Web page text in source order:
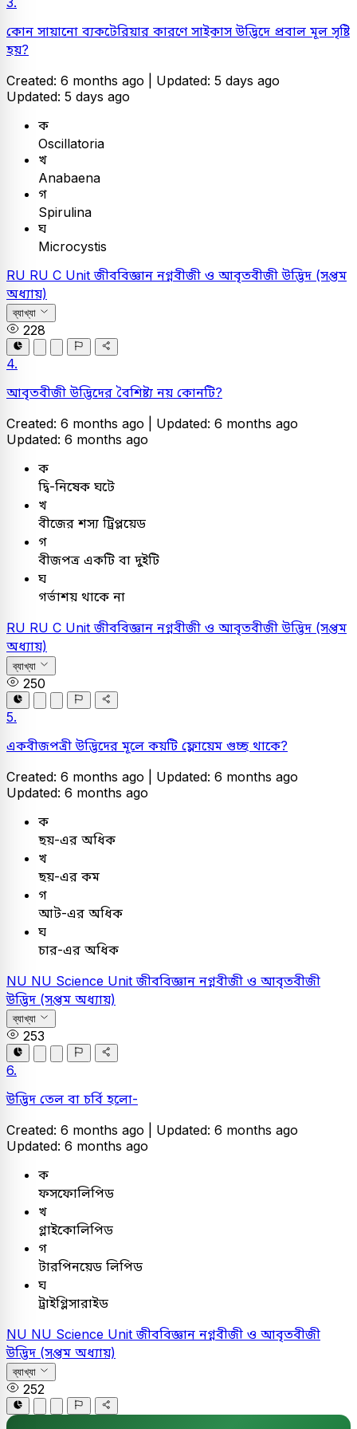
কোন সায়ানো ব্যকটেরিয়ার কারণে সাইকাস উদ্ভিদে প্রবাল মূল সৃষ্টি
হয়?
Created: 6 months ago | Updated: 5 days ago
Updated: 5 days ago
ক
Oscillatoria
খ
Anabaena
গ
Spirulina
ঘ
Microcystis
RU RU C Unitজীববিজ্ঞান নগ্নবীজী ও আবৃতবীজী উদ্ভিদ (সপ্তম
অধ্যায়)
ব্যাখ্যা
228
4.
আবৃতবীজী উদ্ভিদের বৈশিষ্ট্য নয় কোনটি?
Created: 6 months ago | Updated: 6 months ago
Updated: 6 months ago
ক
দ্বি-নিষেক ঘটে
খ
বীজের শস্য ট্রিপ্লয়েড
গ
বীজপত্র একটি বা দুইটি
ঘ
গর্ভাশয় থাকে না
RU RU C Unitজীববিজ্ঞান নগ্নবীজী ও আবৃতবীজী উদ্ভিদ (সপ্তম
অধ্যায়)
ব্যাখ্যা
250
5.
একবীজপত্রী উদ্ভিদের মূলে কয়টি ফ্লোয়েম গুচ্ছ থাকে?
Created: 6 months ago | Updated: 6 months ago
Updated: 6 months ago
ক
ছয়-এর অধিক
খ
ছয়-এর কম
গ
আট-এর অধিক
ঘ
চার-এর অধিক
NU NU Science Unitজীববিজ্ঞান নগ্নবীজী ও আবৃতবীজী
উদ্ভিদ (সপ্তম অধ্যায়)
ব্যাখ্যা
253
6.
উদ্ভিদ তেল বা চর্বি হলো-
Created: 6 months ago | Updated: 6 months ago
Updated: 6 months ago
ক
ফসফোলিপিড
খ
গ্লাইকোলিপিড
গ
টারপিনয়েড লিপিড
ঘ
ট্রাইগ্লিসারাইড
NU NU Science Unitজীববিজ্ঞান নগ্নবীজী ও আবৃতবীজী
উদ্ভিদ (সপ্তম অধ্যায়)
ব্যাখ্যা
252